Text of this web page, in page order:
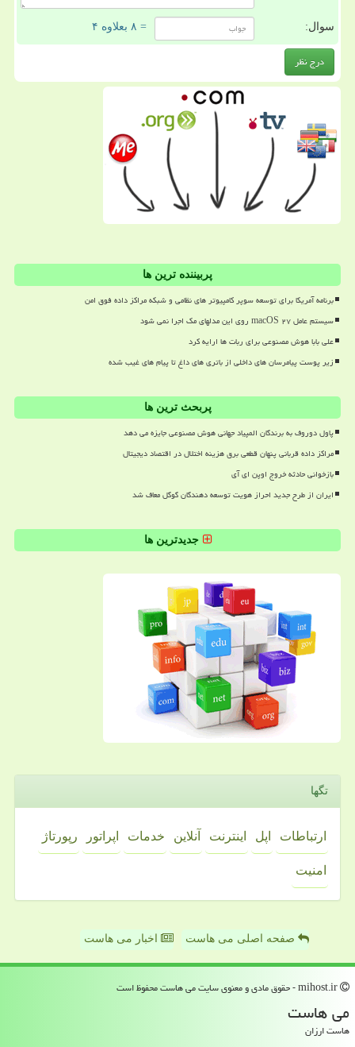
سوال: = ۸ بعلاوه ۴
پربیننده ترین ها
برنامه آمریکا برای توسعه سوپر کامپیوتر های نظامی و شبکه مراکز داده فوق امن
سیستم عامل macOS ۲۷ روی این مدلهای مک اجرا نمی شود
علی بابا هوش مصنوعی برای ربات ها ارایه کرد
زیر پوست پیامرسان های داخلی از باتری های داغ تا پیام های غیب شده
پربحث ترین ها
پاول دوروف به برندگان المپیاد جهانی هوش مصنوعی جایزه می دهد
مراکز داده قربانی پنهان قطعی برق هزینه اختلال در اقتصاد دیجیتال
بازخوانی حادثه خروج اوپن ای آی
ایران از طرح جدید احراز هویت توسعه دهندگان گوگل معاف شد
جدیدترین ها
تگها
ارتباطات اپل اینترنت آنلاین خدمات اپراتور رپورتاژ
امنیت
صفحه اصلی می هاست اخبار می هاست
می هاست
هاست ارزان